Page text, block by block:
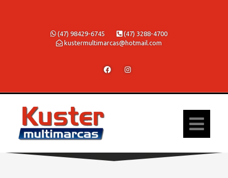
(47) 98429-6745
(47) 3288-4700
kustermultimarcas@hotmail.com